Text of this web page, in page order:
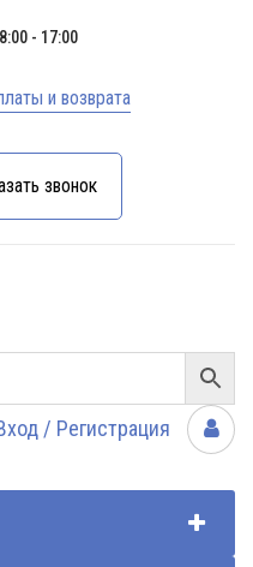
- 17:00
и возврата
звонок
/ Регистрация